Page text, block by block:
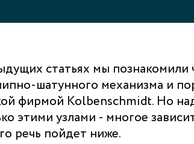
статьях мы познакомили
шатунного механизма и
фирмой Kolbenschmidt. Но
этими узлами - многое
речь пойдет ниже.